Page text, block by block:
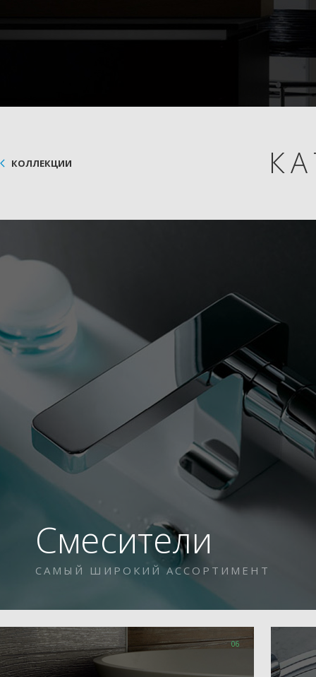
КОЛЛЕКЦИИ
Смесители
САМЫЙ ШИРОКИЙ АССОРТИМЕНТ
06